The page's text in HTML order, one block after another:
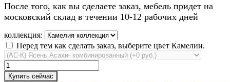
После того, как вы сделаете заказ, мебель придет на
московский склад в течении 10-12 рабочих дней
коллекция:
Перед тем как сделать заказ, выберите цвет Камелии.
Купить сейчас